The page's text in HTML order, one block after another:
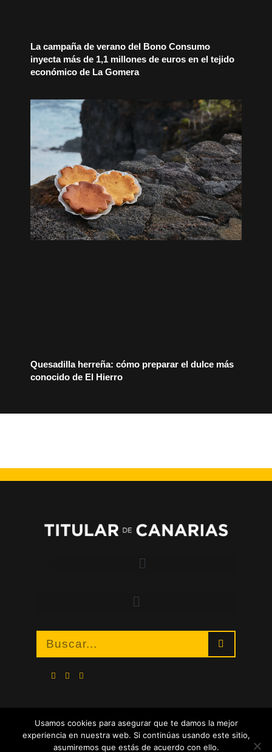
La campaña de verano del Bono Consumo
inyecta más de 1,1 millones de euros en el tejido
económico de La Gomera
Quesadilla herreña: cómo preparar el dulce más
conocido de El Hierro
Usamos cookies para asegurar que te damos la mejor
experiencia en nuestra web. Si continúas usando este sitio,
asumiremos que estás de acuerdo con ello.